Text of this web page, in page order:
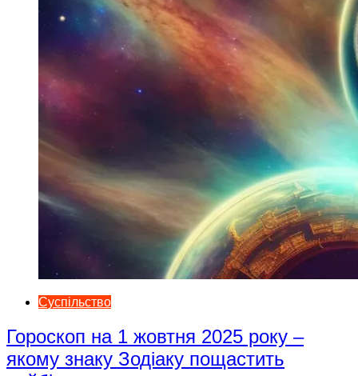
Суспільство
Гороскоп на 1 жовтня 2025 року –
якому знаку Зодіаку пощастить